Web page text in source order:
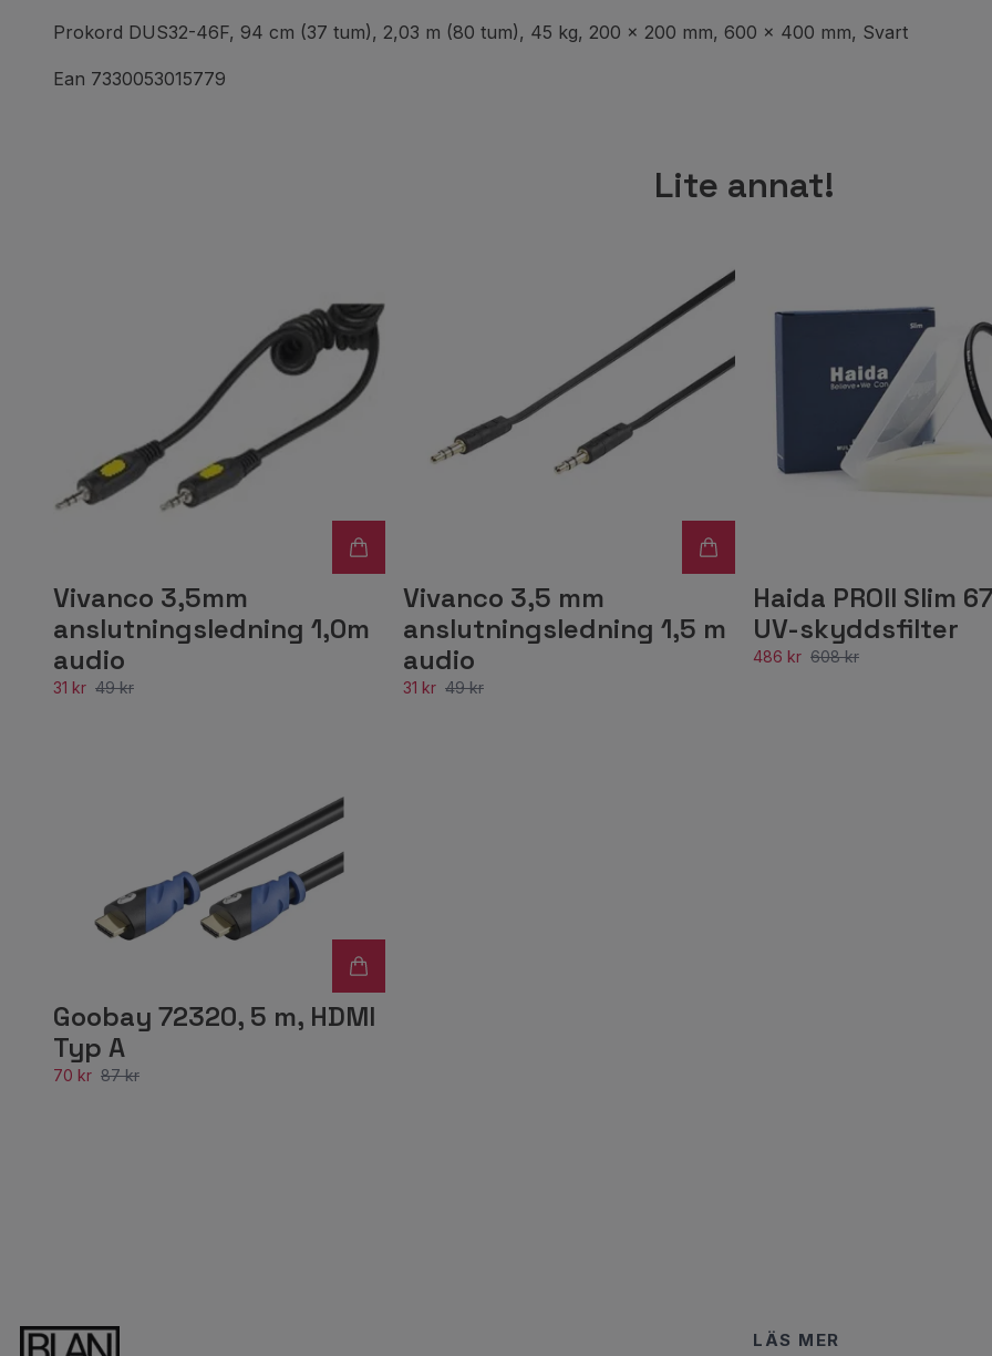
Prokord DUS32-46F, 94 cm (37 tum), 2,03 m (80 tum), 45 kg, 200 x 200 mm, 600 x 400 mm, Svart
Ean 7330053015779
Lite annat!
Vivanco 3,5mm
anslutningsledning 1,0m
audio
31 kr 49 kr
Vivanco 3,5 mm
anslutningsledning 1,5 m
audio
31 kr 49 kr
Haida PROII Slim
UV-skyddsfilter
486 kr 608 kr
Goobay 72320, 5 m, HDMI
Typ A
70 kr 87 kr
LÄS MER